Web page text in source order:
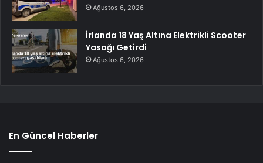
Ağustos 6, 2026
İrlanda 18 Yaş Altına Elektrikli Scooter
Yasağı Getirdi
Ağustos 6, 2026
En Güncel Haberler